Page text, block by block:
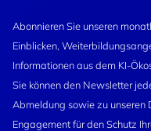
Abonnieren Sie unseren
Einblicken,
Informationen aus dem KI-
Sie können den Newsletter
Abmeldung sowie zu unseren
Engagement für den Schutz